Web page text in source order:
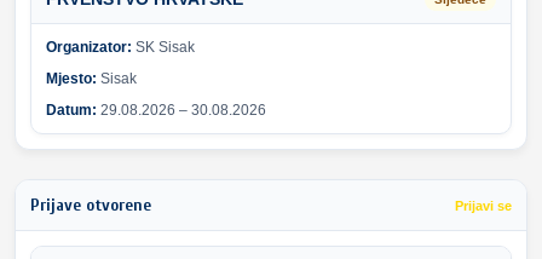
Organizator: SK Sisak
Mjesto: Sisak
Datum: 29.08.2026 – 30.08.2026
Prijave otvorene Prijavi se